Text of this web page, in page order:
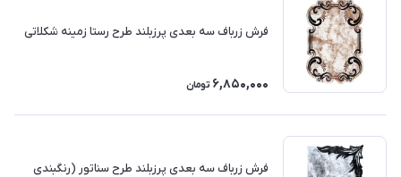
فرش زرباف سه بعدی پرزبلند طرح رستا زمینه شکلاتی
6,850,000 تومان
فرش زرباف سه بعدی پرزبلند طرح سناتور (رنگبندی